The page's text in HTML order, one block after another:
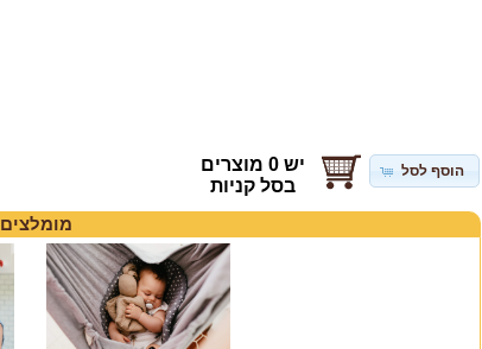
הוסף לסל
יש 0 מוצרים
בסל קניות
מומלצים